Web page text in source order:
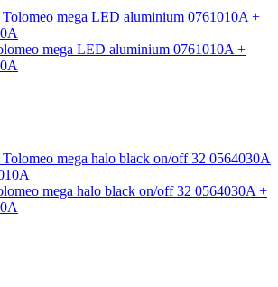
mega LED aluminium 0761010A +
mega halo black on/off 32 0564030A +